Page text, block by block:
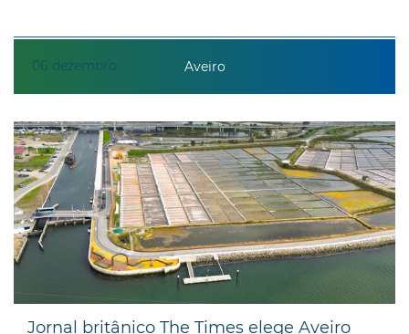
06 dezembro Aveiro
Jornal britânico The Times elege Aveiro